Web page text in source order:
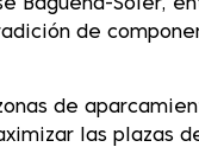
Báguena-Soler,
de
de
las plazas